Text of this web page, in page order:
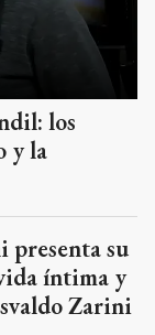
los
y la
su
íntima y
Zarini